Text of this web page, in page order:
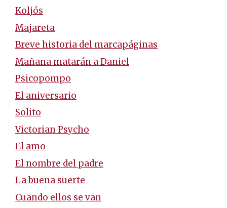
Koljós
Majareta
Breve historia del marcapáginas
Mañana matarán a Daniel
Psicopompo
El aniversario
Solito
Victorian Psycho
El amo
El nombre del padre
La buena suerte
Cuando ellos se van